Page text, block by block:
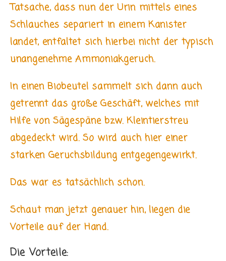
Tatsache, dass nun der Urin mittels eines
Schlauches separiert in einem Kanister
landet, entfaltet sich hierbei nicht der typisch
unangenehme Ammoniakgeruch.
In einen Biobeutel sammelt sich dann auch
getrennt das große Geschäft, welches mit
Hilfe von Sägespäne bzw. Kleintierstreu
abgedeckt wird. So wird auch hier einer
starken Geruchsbildung entgegengewirkt.
Das war es tatsächlich schon.
Schaut man jetzt genauer hin, liegen die
Vorteile auf der Hand.
Die Vorteile: